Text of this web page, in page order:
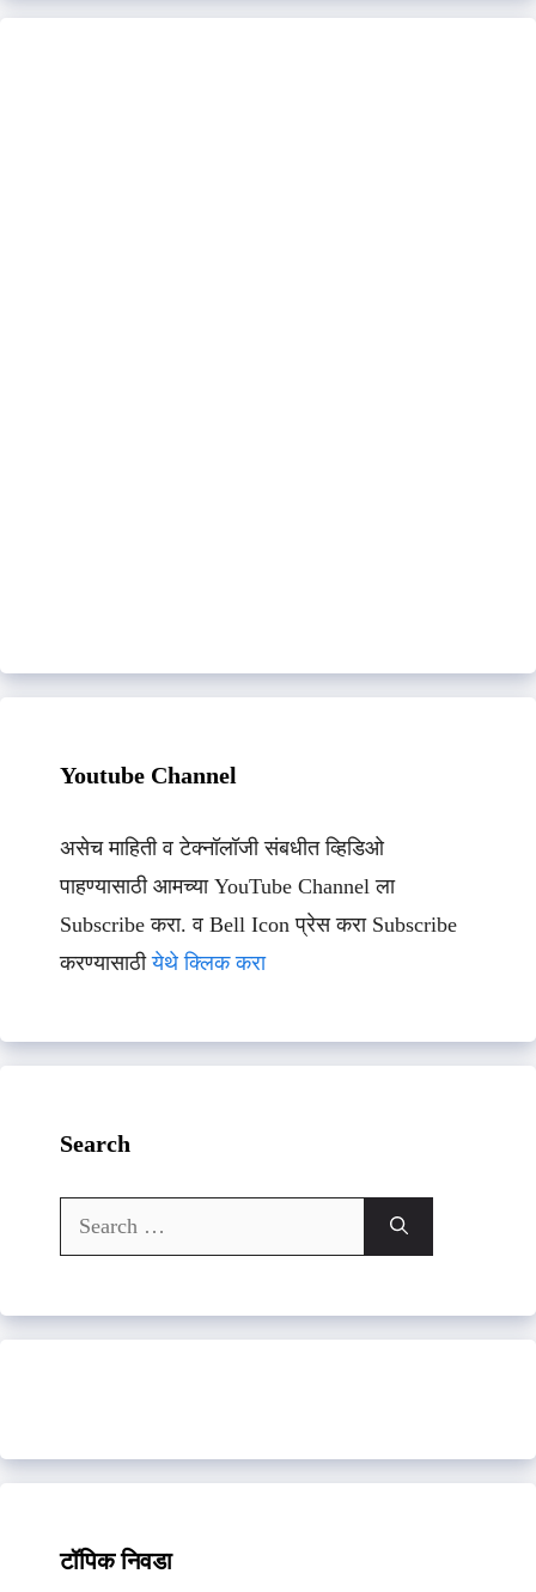
Youtube Channel
असेच माहिती व टेक्नॉलॉजी संबधीत व्हिडिओ
पाहण्यासाठी आमच्या YouTube Channel ला
Subscribe करा. व Bell Icon प्रेस करा Subscribe
करण्यासाठीयेथे क्लिक करा
Search
Search
for:
टॉपिक निवडा